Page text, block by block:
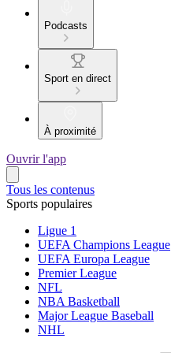
Podcasts
Sport en direct
À proximité
Ouvrir l'app
Tous les contenus
Sports populaires
Ligue 1
UEFA Champions League
UEFA Europa League
Premier League
NFL
NBA Basketball
Major League Baseball
NHL